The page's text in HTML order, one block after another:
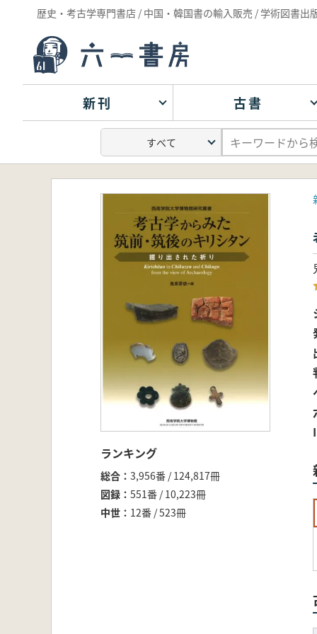
歴史・考古学専門書店 / 中国・韓国書の輸入販売 / 学術図書出
新刊 古書
ランキング
総合
3,956番 / 124,817冊
図録
551番 / 10,223冊
中世
12番 / 523冊